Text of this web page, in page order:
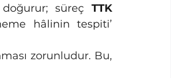
doğurur; süreç TTK
hâlinin tespiti’
zorunludur. Bu,